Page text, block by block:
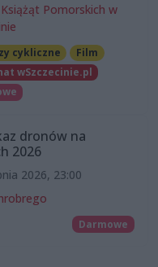
Pomorskich w
cykliczne
Film
wSzczecinie.pl
dronów na
2026
2026, 23:00
Darmowe